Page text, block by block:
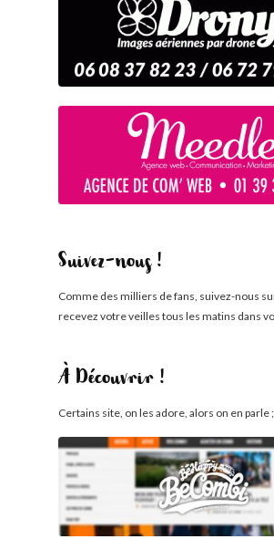
Suivez-nous !
Comme des milliers de fans, suivez-nous
recevez votre veilles tous les matins dans
À Découvrir !
Certains site, on les adore, alors on en parle